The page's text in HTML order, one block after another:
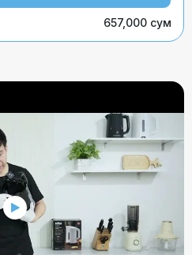
657,000 сум